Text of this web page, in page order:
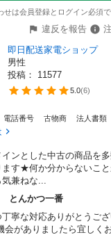
せは会員登録とログイン必須
違反を報告
即日配送家電ショップ
男性
投稿： 11577
5.0(6)
電話番号 古物商 法人書類
ンとした中古の商品を
ます★何か分からないこと
気兼ねな...
とんかつ一番
寧な対応ありがとうご
会がありましたら宜しく